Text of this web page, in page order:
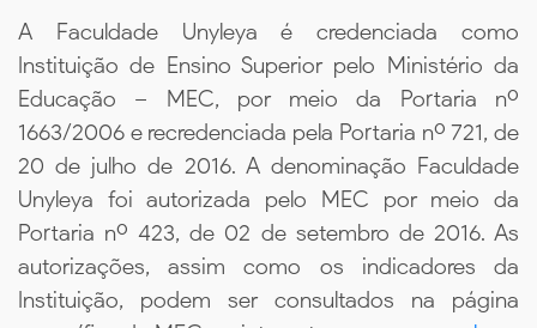
A Faculdade Unyleya é credenciada como
Instituição de Ensino Superior pelo Ministério da
Educação – MEC, por meio da Portaria nº
1663/2006 e recredenciada pela Portaria nº 721, de
20 de julho de 2016. A denominação Faculdade
Unyleya foi autorizada pelo MEC por meio da
Portaria nº 423, de 02 de setembro de 2016. As
autorizações, assim como os indicadores da
Instituição, podem ser consultados na página